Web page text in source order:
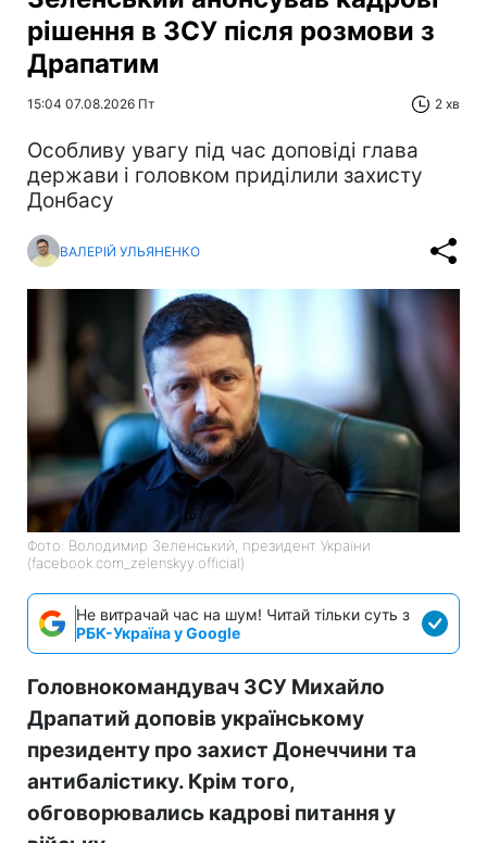
рішення в ЗСУ після розмови з
Драпатим
15:04 07.08.2026 Пт 2 хв
Особливу увагу під час доповіді глава
держави і головком приділили захисту
Донбасу
ВАЛЕРІЙ УЛЬЯНЕНКО
Фото: Володимир Зеленський, президент України
(facebook.com_zelenskyy.official)
Не витрачай час на шум! Читай тільки суть з
РБК-Україна у Google
Головнокомандувач ЗСУ Михайло
Драпатий доповів українському
президенту про захист Донеччини та
антибалістику. Крім того,
обговорювались кадрові питання у